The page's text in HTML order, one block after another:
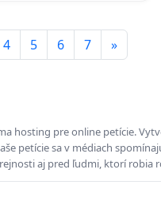
4 5 6 7 »
hosting pre online petície.
petície sa v médiach
aj pred ľudmi, ktorí robia